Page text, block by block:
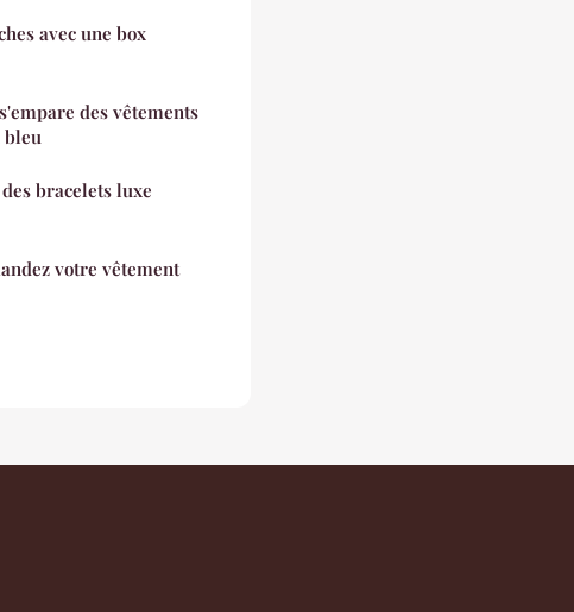
avec une box
des vêtements
bracelets luxe
votre vêtement